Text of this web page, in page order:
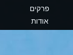
פרקים
אודות